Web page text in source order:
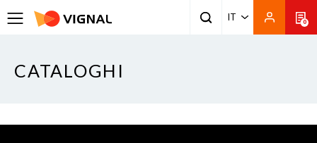
IT 0
CATALOGHI